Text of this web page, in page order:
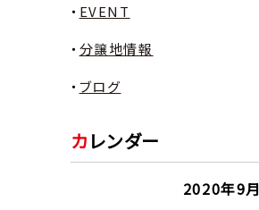
EVENT
分譲地情報
ブログ
カレンダー
2020年9月